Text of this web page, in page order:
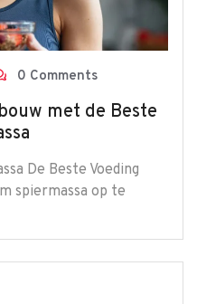
0 Comments
met de Beste
De Beste Voeding
spiermassa op te